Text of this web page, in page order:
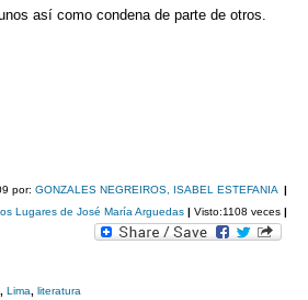
así como condena de parte de otros.
por:GONZALES NEGREIROS, ISABEL ESTEFANIA |
Lugares de José María Arguedas | Visto:1108 veces|
Lima literatura